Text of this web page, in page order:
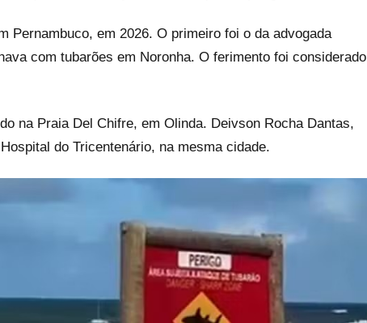
Pernambuco, em 2026. O primeiro foi o da advogada
com tubarões em Noronha. O ferimento foi considerado
na Praia Del Chifre, em Olinda. Deivson Rocha Dantas,
do Tricentenário, na mesma cidade.